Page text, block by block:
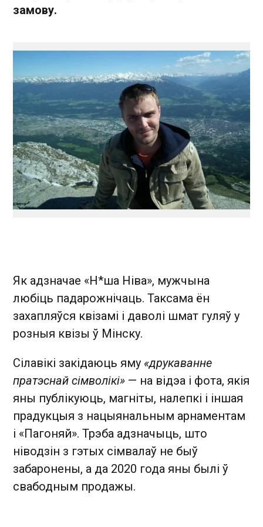
замову.
Як адзначае «Н*ша Ніва», мужчына
любіць падарожнічаць. Таксама ён
захапляўся квізамі і даволі шмат гуляў у
розныя квізы ў Мінску.
Сілавікі закідаюць яму «друкаванне
пратэснай сімволікі» — на відэа і фота, якія
яны публікуюць, магніты, налепкі і іншая
прадукцыя з нацыянальным арнаментам
і «Пагоняй». Трэба адзначыць, што
ніводзін з гэтых сімвалаў не быў
забаронены, а да 2020 года яны былі ў
свабодным продажы.